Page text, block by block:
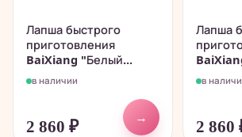
Лапша быстрого
приготовления
BaiXiang "Белый...
в наличии
2 860 ₽
→
Лапша
в
2 860